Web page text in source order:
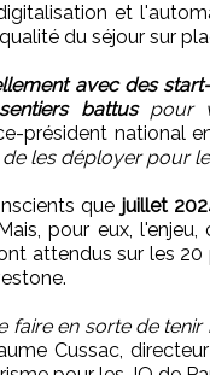
et
du séjour sur
avec des
battuspour
président national
les déployer pour
que juillet
pour eux,
attendus sur les
faire en sorte de
Cussac,